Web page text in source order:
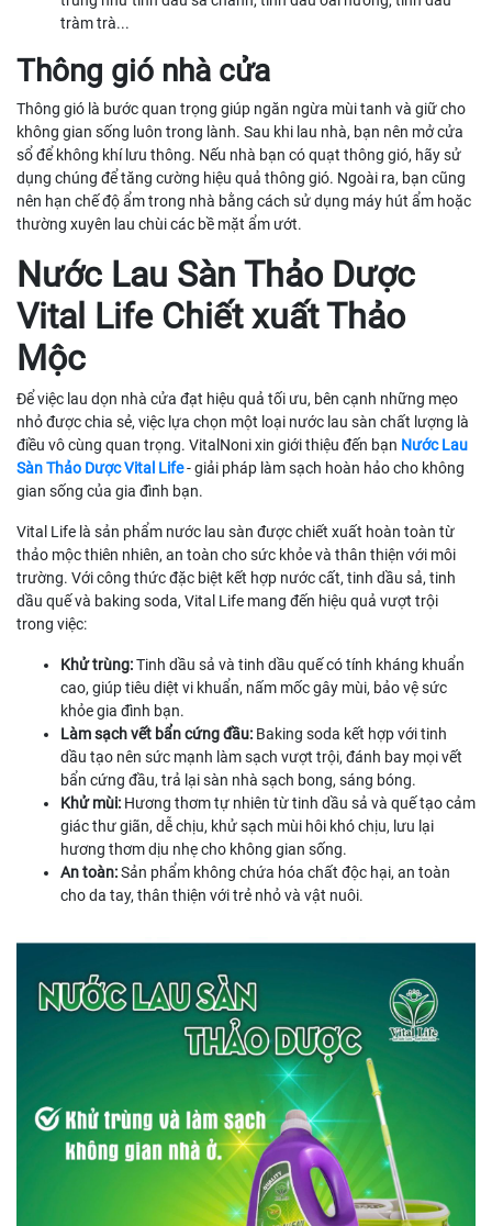
tràm trà...
Thông gió nhà cửa
Thông gió là bước quan trọng giúp ngăn ngừa mùi tanh và giữ cho
không gian sống luôn trong lành. Sau khi lau nhà, bạn nên mở cửa
sổ để không khí lưu thông. Nếu nhà bạn có quạt thông gió, hãy sử
dụng chúng để tăng cường hiệu quả thông gió. Ngoài ra, bạn cũng
nên hạn chế độ ẩm trong nhà bằng cách sử dụng máy hút ẩm hoặc
thường xuyên lau chùi các bề mặt ẩm ướt.
Nước Lau Sàn Thảo Dược
Vital Life Chiết xuất Thảo
Mộc
Để việc lau dọn nhà cửa đạt hiệu quả tối ưu, bên cạnh những mẹo
nhỏ được chia sẻ, việc lựa chọn một loại nước lau sàn chất lượng là
điều vô cùng quan trọng. VitalNoni xin giới thiệu đến bạn Nước Lau
Sàn Thảo Dược Vital Life- giải pháp làm sạch hoàn hảo cho không
gian sống của gia đình bạn.
Vital Life là sản phẩm nước lau sàn được chiết xuất hoàn toàn từ
thảo mộc thiên nhiên, an toàn cho sức khỏe và thân thiện với môi
trường. Với công thức đặc biệt kết hợp nước cất, tinh dầu sả, tinh
dầu quế và baking soda, Vital Life mang đến hiệu quả vượt trội
trong việc:
Khử trùng:Tinh dầu sả và tinh dầu quế có tính kháng khuẩn
cao, giúp tiêu diệt vi khuẩn, nấm mốc gây mùi, bảo vệ sức
khỏe gia đình bạn.
Làm sạch vết bẩn cứng đầu: Baking soda kết hợp với tinh
dầu tạo nên sức mạnh làm sạch vượt trội, đánh bay mọi vết
bẩn cứng đầu, trả lại sàn nhà sạch bong, sáng bóng.
Khử mùi: Hương thơm tự nhiên từ tinh dầu sả và quế tạo cảm
giác thư giãn, dễ chịu, khử sạch mùi hôi khó chịu, lưu lại
hương thơm dịu nhẹ cho không gian sống.
An toàn:Sản phẩm không chứa hóa chất độc hại, an toàn
cho da tay, thân thiện với trẻ nhỏ và vật nuôi.